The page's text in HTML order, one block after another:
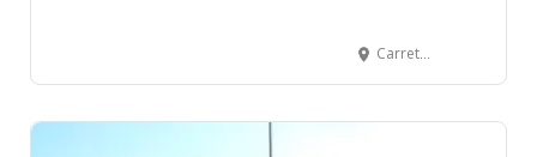
Carretera d'Esplugues, 169 - CORNELLÀ DE LLOBREGAT